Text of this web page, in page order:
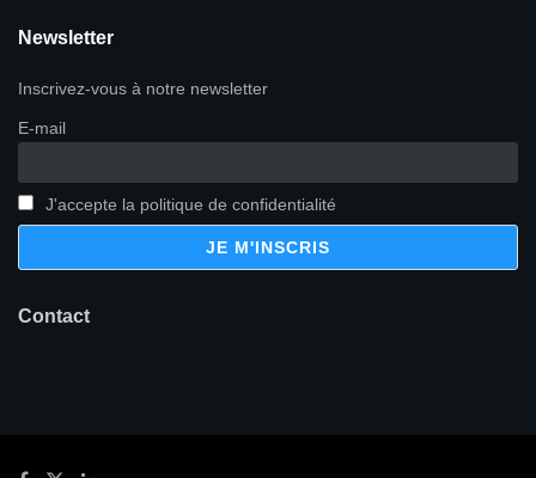
Newsletter
Inscrivez-vous à notre newsletter
E-mail
J'accepte la politique de confidentialité
Contact